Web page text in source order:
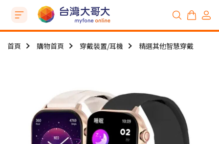
首頁 購物首頁 穿戴裝置/耳機 精選其他智慧穿戴